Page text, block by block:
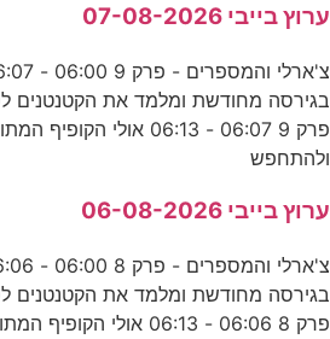
ערוץ בייבי 07-08-2026
בגירסה מחודשת ומלמד את הקטנטנים
פרק 9 06:07 - 06:13
ולהתחפש
ערוץ בייבי 06-08-2026
בגירסה מחודשת ומלמד את הקטנטנים
פרק 8 06:06 - 06:13